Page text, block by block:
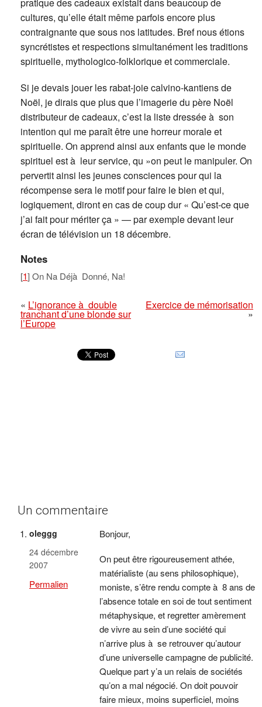
cultures, qu’elle était même parfois encore plus
contraignante que sous nos latitudes. Bref nous étions
syncrétistes et respections simultanément les traditions
spirituelle, mythologico-folklorique et commerciale.
Si je devais jouer les rabat-joie calvino-kantiens de
Noël, je dirais que plus que l’imagerie du père Noël
distributeur de cadeaux, c’est la liste dressée à son
intention qui me paraît être une horreur morale et
spirituelle. On apprend ainsi aux enfants que le monde
spirituel est à leur service, qu »on peut le manipuler. On
pervertit ainsi les jeunes consciences pour qui la
récompense sera le motif pour faire le bien et qui,
logiquement, diront en cas de coup dur « Qu’est-ce que
j’ai fait pour mériter ça » — par exemple devant leur
écran de télévision un 18 décembre.
Notes
[1] On Na Déjà Donné, Na!
« L’ignorance à double
tranchant d’une blonde sur
l’Europe
Exercice de mémorisation
»
Un commentaire
oleggg
24 décembre
2007
Permalien
Bonjour,
On peut être rigoureusement athée,
matérialiste (au sens philosophique),
moniste, s’être rendu compte à 8 ans de
l’absence totale en soi de tout sentiment
métaphysique, et regretter amèrement
de vivre au sein d’une société qui
n’arrive plus à se retrouver qu’autour
d’une universelle campagne de publicité.
Quelque part y’a un relais de sociétés
qu’on a mal négocié. On doit pouvoir
faire mieux, moins superficiel, moins